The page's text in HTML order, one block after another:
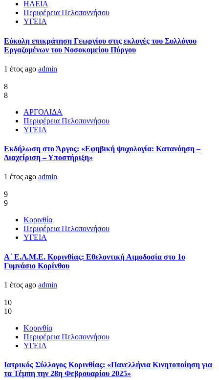
ΗΛΕΙΑ
Περιφέρεια Πελοποννήσου
ΥΓΕΙΑ
Εύκολη επικράτηση Γεωργίου στις εκλογές του Συλλόγου
Εργαζομένων του Νοσοκομείου Πύργου
1 έτος ago admin
8
8
ΑΡΓΟΛΙΔΑ
Περιφέρεια Πελοποννήσου
ΥΓΕΙΑ
Εκδήλωση στο Άργος: «Εφηβική ψυχολογία: Κατανόηση –
Διαχείριση – Υποστήριξη»
1 έτος ago admin
9
9
Κορινθία
Περιφέρεια Πελοποννήσου
ΥΓΕΙΑ
Α΄ Ε.Λ.Μ.Ε. Κορινθίας: Εθελοντική Αιμοδοσία στο 1ο
Γυμνάσιο Κορίνθου
1 έτος ago admin
10
10
Κορινθία
Περιφέρεια Πελοποννήσου
ΥΓΕΙΑ
Ιατρικός Σύλλογος Κορινθίας: «Πανελλήνια Κινητοποίηση για
τα Τέμπη την 28η Φεβρουαρίου 2025»